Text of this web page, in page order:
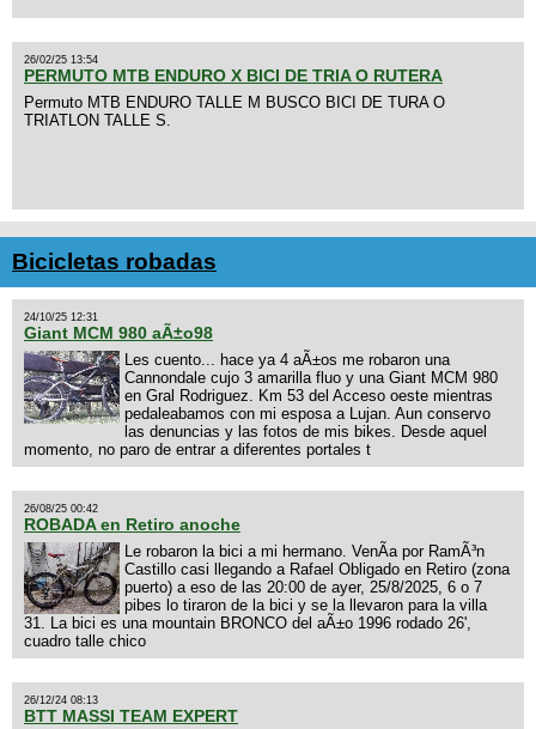
26/02/25 13:54
PERMUTO MTB ENDURO X BICI DE TRIA O RUTERA
Permuto MTB ENDURO TALLE M BUSCO BICI DE TURA O
TRIATLON TALLE S.
Bicicletas robadas
24/10/25 12:31
Giant MCM 980 aÃ±o98
Les cuento... hace ya 4 aÃ±os me robaron una
Cannondale cujo 3 amarilla fluo y una Giant MCM 980
en Gral Rodriguez. Km 53 del Acceso oeste mientras
pedaleabamos con mi esposa a Lujan. Aun conservo
las denuncias y las fotos de mis bikes. Desde aquel
momento, no paro de entrar a diferentes portales t
26/08/25 00:42
ROBADA en Retiro anoche
Le robaron la bici a mi hermano. VenÃ­a por RamÃ³n
Castillo casi llegando a Rafael Obligado en Retiro (zona
puerto) a eso de las 20:00 de ayer, 25/8/2025, 6 o 7
pibes lo tiraron de la bici y se la llevaron para la villa
31. La bici es una mountain BRONCO del aÃ±o 1996 rodado 26',
cuadro talle chico
26/12/24 08:13
BTT MASSI TEAM EXPERT